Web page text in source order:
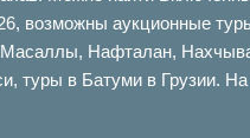
возможны аукционные
Нафталан,
туры в Батуми в Грузии.